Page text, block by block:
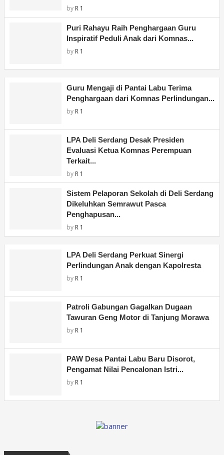
by R 1
Puri Rahayu Raih Penghargaan Guru
Inspiratif Peduli Anak dari Komnas...
by R 1
Guru Mengaji di Pantai Labu Terima
Penghargaan dari Komnas Perlindungan...
by R 1
LPA Deli Serdang Desak Presiden
Evaluasi Ketua Komnas Perempuan
Terkait...
by R 1
Sistem Pelaporan Sekolah di Deli Serdang
Dikeluhkan Semrawut Pasca
Penghapusan...
by R 1
LPA Deli Serdang Perkuat Sinergi
Perlindungan Anak dengan Kapolresta
by R 1
Patroli Gabungan Gagalkan Dugaan
Tawuran Geng Motor di Tanjung Morawa
by R 1
PAW Desa Pantai Labu Baru Disorot,
Pengamat Nilai Pencalonan Istri...
by R 1